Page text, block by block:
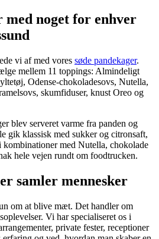
med noget for enhver
vi af med vores søde pandekager.
mellem 11 toppings: Almindeligt
Odense-chokoladesovs, Nutella,
skumfiduser, knust Oreo og
blev serveret varme fra panden og
gik klassisk med sukker og citronsaft,
kombinationer med Nutella, chokolade
hele vejen rundt om foodtrucken.
samler mennesker
om at blive mæt. Det handler om
Vi har specialiseret os i
private fester, receptioner